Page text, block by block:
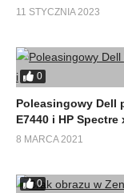
[ad_2]
Odtwarzaj
11 STYCZNIA 2023
0
Poleasingowy Dell
E7440 i HP Spectre
8 MARCA 2021
0